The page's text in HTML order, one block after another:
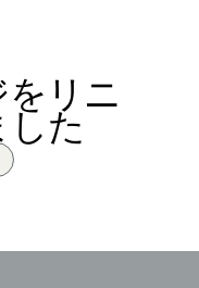
リニ
した